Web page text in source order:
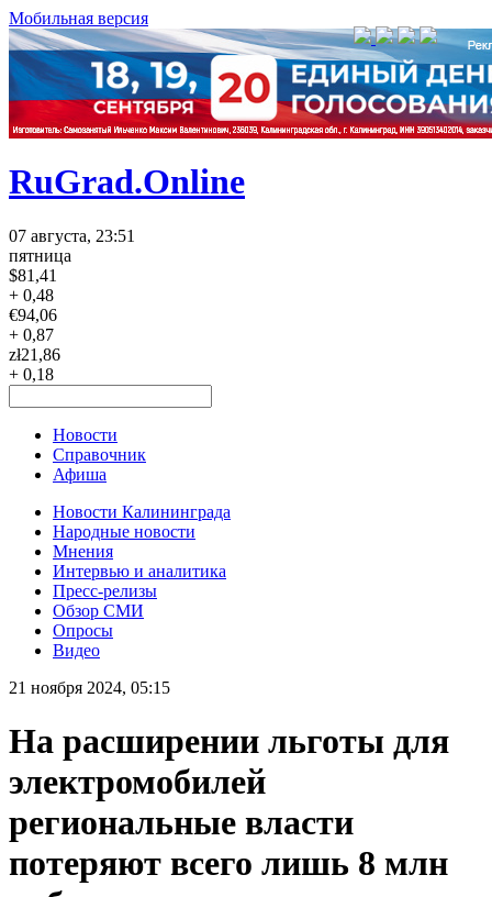
Мобильная версия
RuGrad.Online
07 августа, 23:51
пятница
$81,41
+ 0,48
€94,06
+ 0,87
zł21,86
+ 0,18
Новости
Справочник
Афиша
Новости Калининграда
Народные новости
Мнения
Интервью и аналитика
Пресс-релизы
Обзор СМИ
Опросы
Видео
21 ноября 2024, 05:15
На расширении льготы для
электромобилей
региональные власти
потеряют всего лишь 8 млн